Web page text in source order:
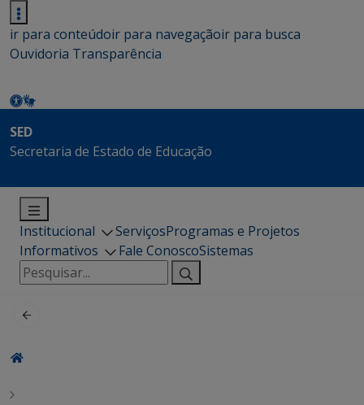
ir para conteúdoir para navegaçãoir para busca
Ouvidoria Transparência
SED
Secretaria de Estado de Educação
Institucional ServiçosProgramas e Projetos
Informativos
Fale ConoscoSistemas
Pesquisar
por: